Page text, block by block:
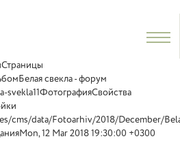
свекла - форум
svekla11ФотографияСвойства
cms/data/Fotoarhiv/2018/December/
12 Mar 2018 19:30:00 +0300